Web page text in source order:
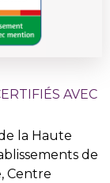
AVEC
la Haute
de
Centre